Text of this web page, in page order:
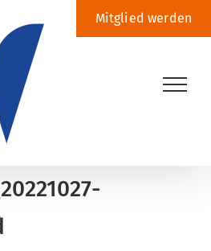
Mitglied werden